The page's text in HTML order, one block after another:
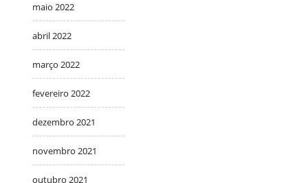
maio 2022
abril 2022
março 2022
fevereiro 2022
dezembro 2021
novembro 2021
outubro 2021